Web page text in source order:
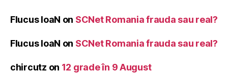
Flucus IoaN on SCNet Romania frauda sau real?
Flucus IoaN on SCNet Romania frauda sau real?
chircutz on 12 grade în 9 August